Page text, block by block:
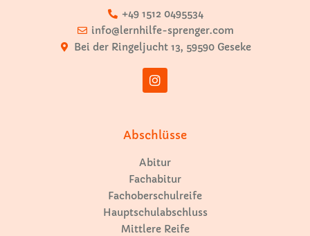
+49 1512 0495534
info@lernhilfe-sprenger.com
Bei der Ringeljucht 13, 59590 Geseke
Abschlüsse
Abitur
Fachabitur
Fachoberschulreife
Hauptschulabschluss
Mittlere Reife